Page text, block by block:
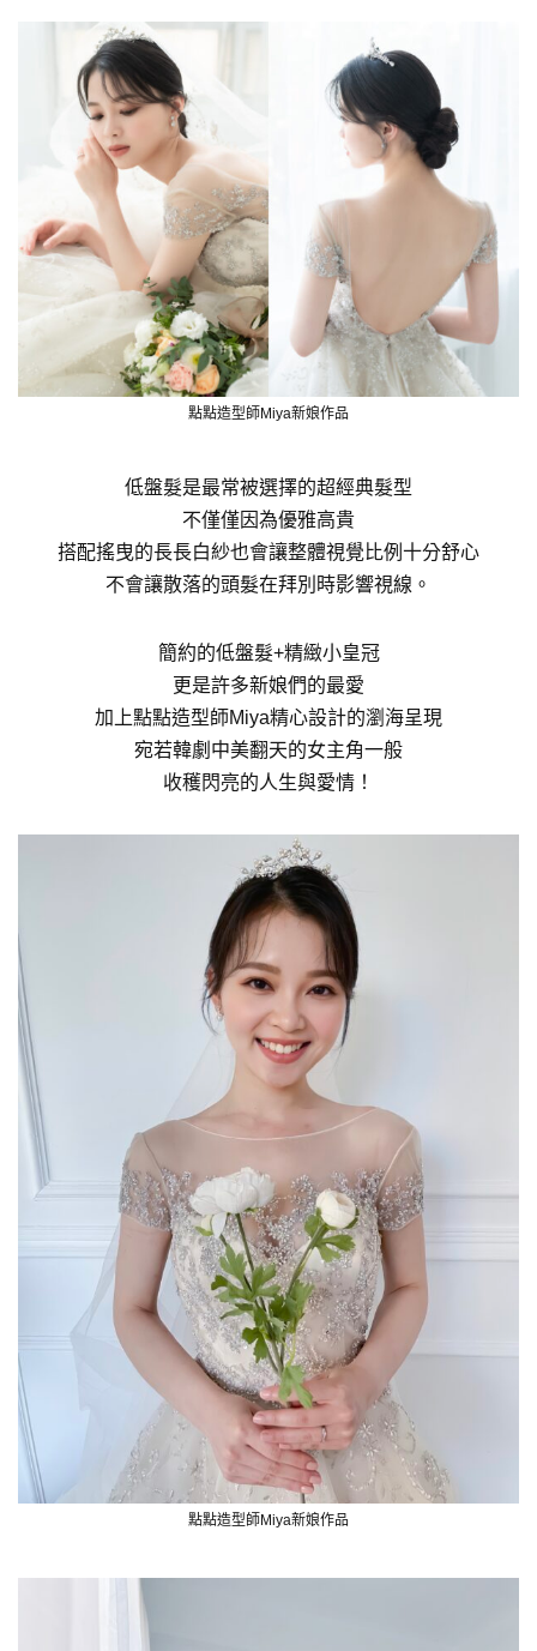
點點造型師Miya新娘作品
低盤髮是最常被選擇的超經典髮型
不僅僅因為優雅高貴
搭配搖曳的長長白紗也會讓整體視覺比例十分舒心
不會讓散落的頭髮在拜別時影響視線。
簡約的低盤髮+精緻小皇冠
更是許多新娘們的最愛
加上點點造型師Miya精心設計的瀏海呈現
宛若韓劇中美翻天的女主角一般
收穫閃亮的人生與愛情！
點點造型師Miya新娘作品